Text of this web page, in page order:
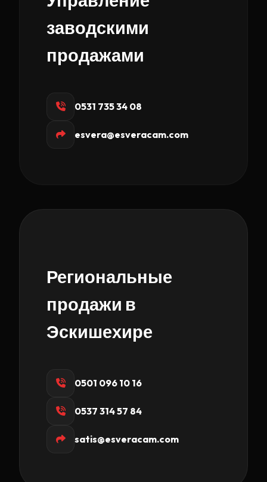
заводскими
продажами
0531 735 34 08
esvera@esveracam.com
Региональные
продажи в
Эскишехире
0501 096 10 16
0537 314 57 84
satis@esveracam.com